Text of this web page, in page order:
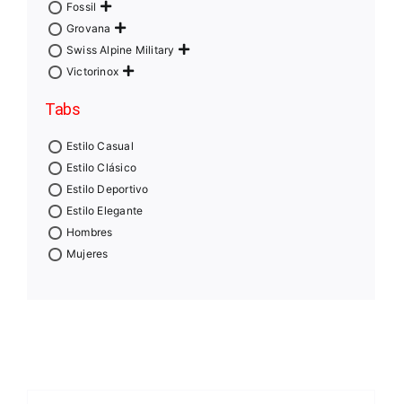
Fossil
Grovana
Swiss Alpine Military
Victorinox
Tabs
Estilo Casual
Estilo Clásico
Estilo Deportivo
Estilo Elegante
Hombres
Mujeres